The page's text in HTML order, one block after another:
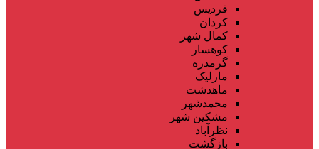
فردیس
کردان
کمال شهر
کوهسار
گرمدره
مارلیک
ماهدشت
محمدشهر
مشکین شهر
نظرآباد
بازگشت